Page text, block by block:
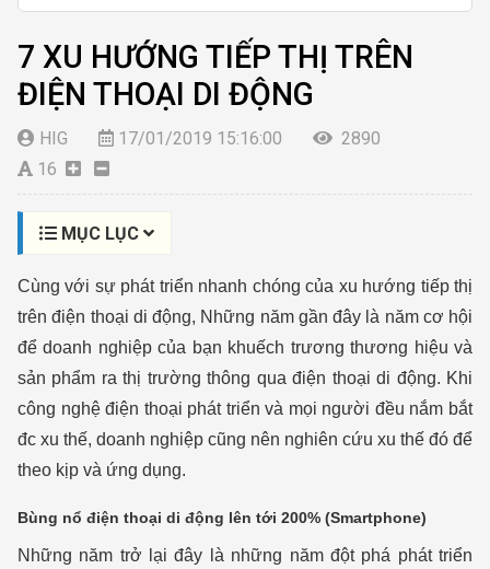
7 XU HƯỚNG TIẾP THỊ TRÊN
ĐIỆN THOẠI DI ĐỘNG
HIG 17/01/2019 15:16:00
2890
16
MỤC LỤC
Cùng với sự phát triển nhanh chóng của xu hướng tiếp thị
trên điện thoại di động, Những năm gần đây là năm cơ hội
để doanh nghiệp của bạn khuếch trương thương hiệu và
sản phẩm ra thị trường thông qua điện thoại di động. Khi
công nghệ điện thoại phát triển và mọi người đều nắm bắt
đc xu thế, doanh nghiệp cũng nên nghiên cứu xu thế đó để
theo kịp và ứng dụng.
Bùng nổ điện thoại di động lên tới 200% (Smartphone)
Những năm trở lại đây là những năm đột phá phát triển